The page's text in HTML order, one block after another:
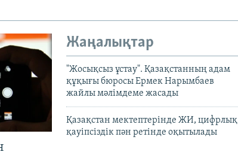
Жаңалықтар
"Жосықсыз ұстау". Қазақстанның адам
құқығы бюросы Ермек Нарымбаев
жайлы мәлімдеме жасады
Қазақстан мектептерінде ЖИ, цифрлық
қауіпсіздік пән ретінде оқытылады